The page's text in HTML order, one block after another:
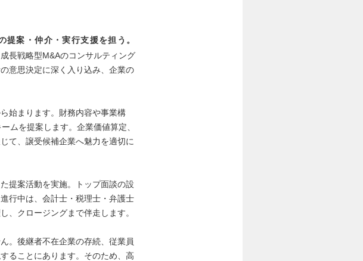
案・仲介・実行支援を担う。
長戦略型M&Aのコンサルティング
意思決定に深く入り込み、企業の
始まります。財務内容や事業構
ムを提案します。企業価値算定、
て、譲受候補企業へ魅力を適切に
提案活動を実施。トップ面談の設
行中は、会計士・税理士・弁護士
、クロージングまで伴走します。
。後継者不在企業の存続、従業員
ることにあります。そのため、高